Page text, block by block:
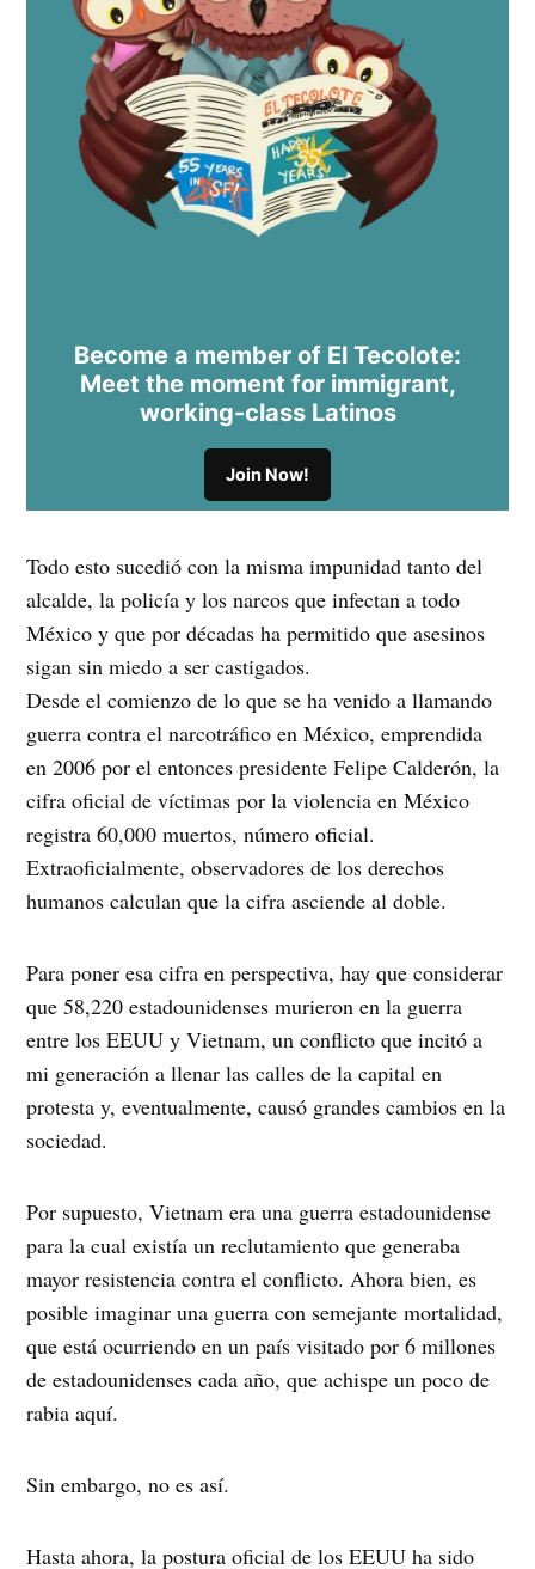
Become a member of El Tecolote:
Meet the moment for immigrant,
working-class Latinos
Join Now!
Todo esto sucedió con la misma impunidad tanto del
alcalde, la policía y los narcos que infectan a todo
México y que por décadas ha permitido que asesinos
sigan sin miedo a ser castigados.
Desde el comienzo de lo que se ha venido a llamando
guerra contra el narcotráfico en México, emprendida
en 2006 por el entonces presidente Felipe Calderón, la
cifra oficial de víctimas por la violencia en México
registra 60,000 muertos, número oficial.
Extraoficialmente, observadores de los derechos
humanos calculan que la cifra asciende al doble.
Para poner esa cifra en perspectiva, hay que considerar
que 58,220 estadounidenses murieron en la guerra
entre los EEUU y Vietnam, un conflicto que incitó a
mi generación a llenar las calles de la capital en
protesta y, eventualmente, causó grandes cambios en la
sociedad.
Por supuesto, Vietnam era una guerra estadounidense
para la cual existía un reclutamiento que generaba
mayor resistencia contra el conflicto. Ahora bien, es
posible imaginar una guerra con semejante mortalidad,
que está ocurriendo en un país visitado por 6 millones
de estadounidenses cada año, que achispe un poco de
rabia aquí.
Sin embargo, no es así.
Hasta ahora, la postura oficial de los EEUU ha sido